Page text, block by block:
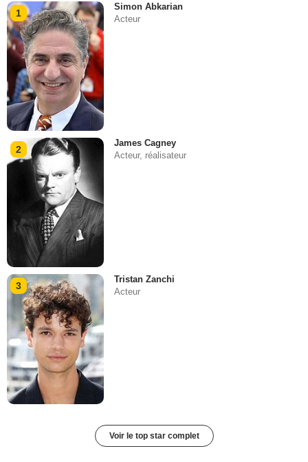
1
Simon Abkarian
Acteur
2
James Cagney
Acteur, réalisateur
3
Tristan Zanchi
Acteur
Voir le top star complet